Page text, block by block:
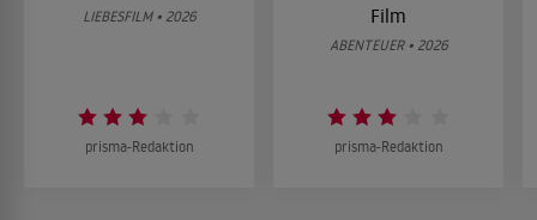
LIEBESFILM • 2026
prisma-Redaktion
Film
ABENTEUER • 2026
prisma-Redaktion